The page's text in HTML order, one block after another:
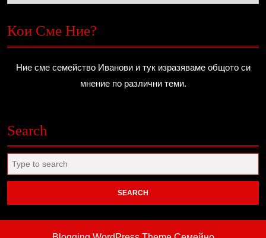
Кои Сме Ние?
Ние сме семейство Иванови и тук изразяваме общото си
мнение по различни теми.
Search
for: